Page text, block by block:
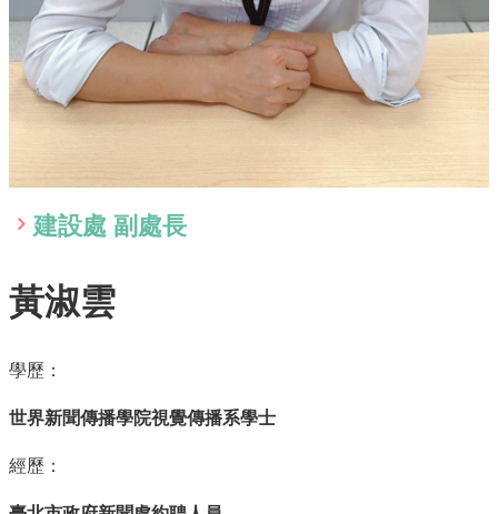
規
幸
福
嘉
義
發
現
頁
覽
回
建設處 副處長
黃淑雲
學歷：
世界新聞傳播學院視覺傳播系學士
經歷：